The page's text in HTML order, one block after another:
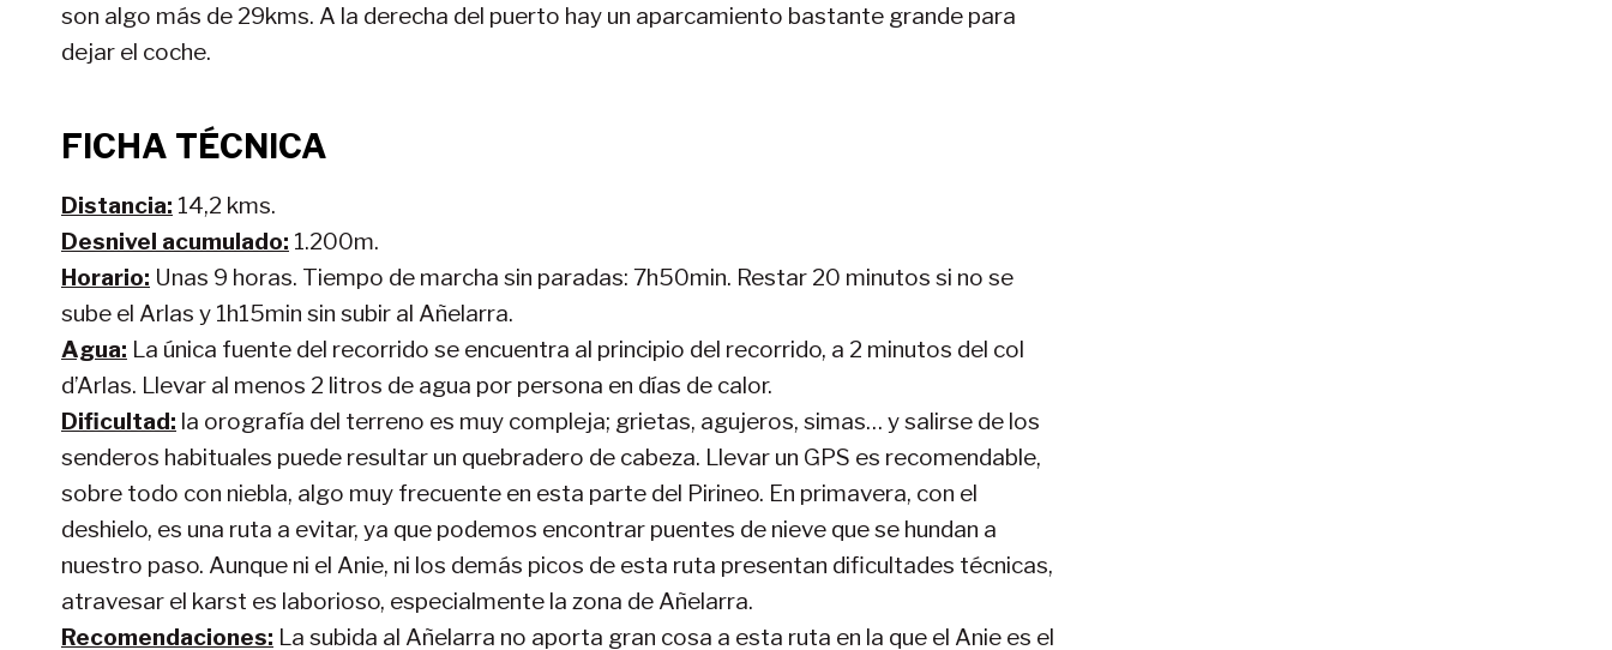
son algo más de 29kms. A la derecha del puerto hay un aparcamiento bastante grande para
dejar el coche.
FICHA TÉCNICA
Distancia: 14,2 kms.
Desnivel acumulado: 1.200m.
Horario: Unas 9 horas. Tiempo de marcha sin paradas: 7h50min. Restar 20 minutos si no se
sube el Arlas y 1h15min sin subir al Añelarra.
Agua: La única fuente del recorrido se encuentra al principio del recorrido, a 2 minutos del col
d’Arlas. Llevar al menos 2 litros de agua por persona en días de calor.
Dificultad: la orografía del terreno es muy compleja; grietas, agujeros, simas… y salirse de los
senderos habituales puede resultar un quebradero de cabeza. Llevar un GPS es recomendable,
sobre todo con niebla, algo muy frecuente en esta parte del Pirineo. En primavera, con el
deshielo, es una ruta a evitar, ya que podemos encontrar puentes de nieve que se hundan a
nuestro paso. Aunque ni el Anie, ni los demás picos de esta ruta presentan dificultades técnicas,
atravesar el karst es laborioso, especialmente la zona de Añelarra.
Recomendaciones: La subida al Añelarra no aporta gran cosa a esta ruta en la que el Anie es el